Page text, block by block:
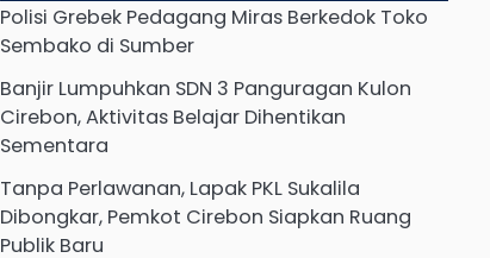
Polisi Grebek Pedagang Miras Berkedok Toko
Sembako di Sumber
Banjir Lumpuhkan SDN 3 Panguragan Kulon
Cirebon, Aktivitas Belajar Dihentikan
Sementara
Tanpa Perlawanan, Lapak PKL Sukalila
Dibongkar, Pemkot Cirebon Siapkan Ruang
Publik Baru